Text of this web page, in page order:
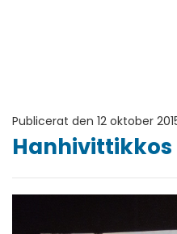
Publicerat den 12 oktober